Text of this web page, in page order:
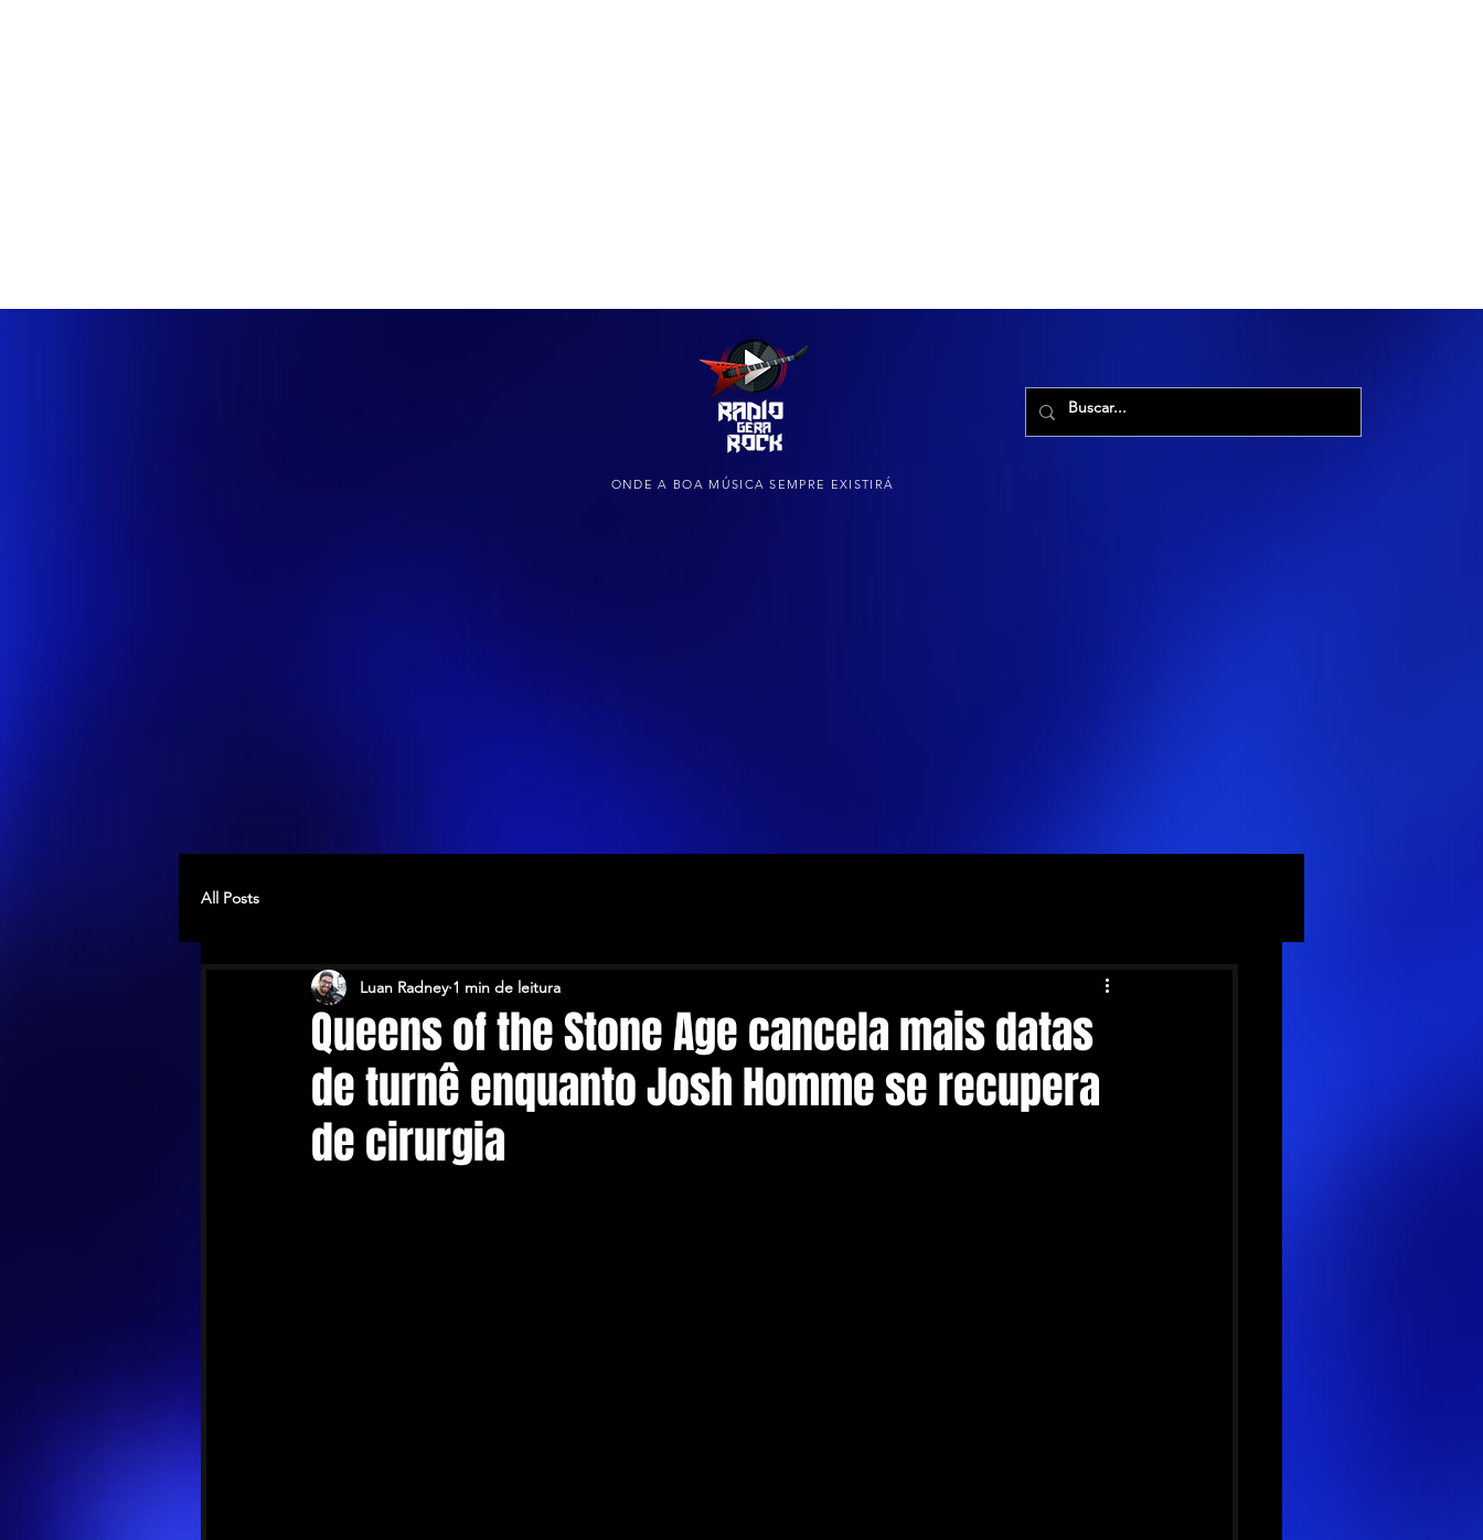
ONDE A BOA MÚSICA SEMPRE EXISTIRÁ
All Posts
Queens of the Stone Age cancela mais datas
de turnê enquanto Josh Homme se recupera
de cirurgia
Luan Radney 1 min de leitura